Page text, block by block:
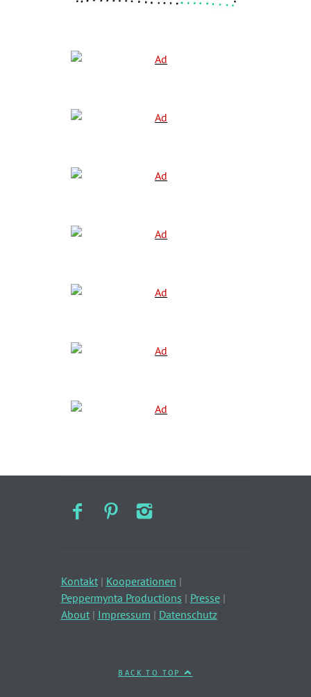
Kontakt| Kooperationen |
Peppermynta Productions | Presse|
About| Impressum | Datenschutz
BACK TO TOP